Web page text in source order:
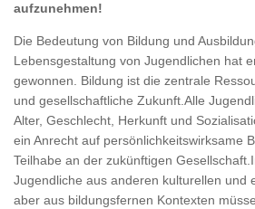
aufzunehmen!
Die Bedeutung von Bildung und
Lebensgestaltung von Jugendlichen hat
gewonnen. Bildung ist die zentrale
und gesellschaftliche Zukunft.Alle
Alter, Geschlecht, Herkunft und
ein Anrecht auf persönlichkeitswirksame
Teilhabe an der zukünftigen
Jugendliche aus anderen kulturellen und
aber aus bildungsfernen Kontexten